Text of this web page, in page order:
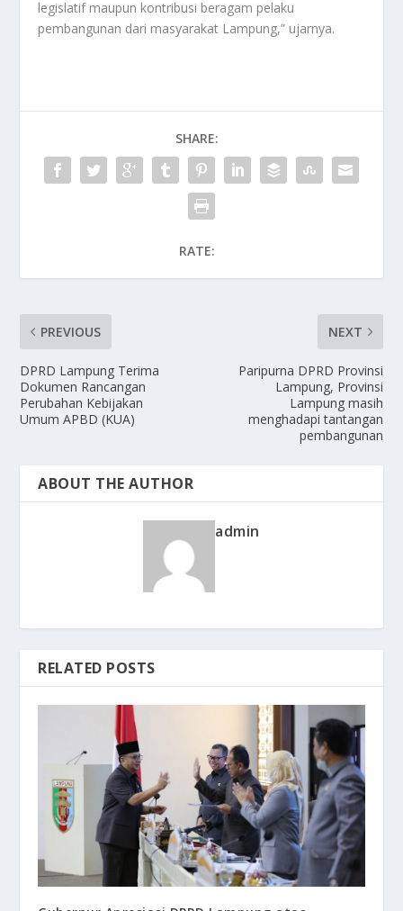
legislatif maupun kontribusi beragam pelaku
pembangunan dari masyarakat Lampung,” ujarnya.
SHARE:
RATE:
PREVIOUS
DPRD Lampung Terima
Dokumen Rancangan
Perubahan Kebijakan
Umum APBD (KUA)
NEXT
Paripurna DPRD Provinsi
Lampung, Provinsi
Lampung masih
menghadapi tantangan
pembangunan
ABOUT THE AUTHOR
admin
RELATED POSTS